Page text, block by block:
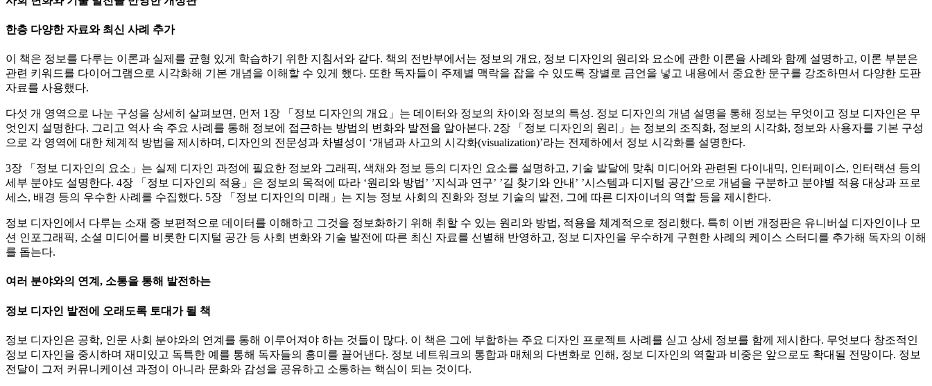
한층 다양한 자료와 최신 사례 추가
이 책은 정보를 다루는 이론과 실제를 균형 있게 학습하기 위한 지침서와 같다. 책의 전반부에서는 정보의 개요, 정보 디자인의 원리와 요소에 관한 이론을 사례와 함께 설명하고, 이론 부분은
관련 키워드를 다이어그램으로 시각화해 기본 개념을 이해할 수 있게 했다. 또한 독자들이 주제별 맥락을 잡을 수 있도록 장별로 금언을 넣고 내용에서 중요한 문구를 강조하면서 다양한 도판
자료를 사용했다.
다섯 개 영역으로 나눈 구성을 상세히 살펴보면, 먼저 1장 「정보 디자인의 개요」는 데이터와 정보의 차이와 정보의 특성. 정보 디자인의 개념 설명을 통해 정보는 무엇이고 정보 디자인은 무
엇인지 설명한다. 그리고 역사 속 주요 사례를 통해 정보에 접근하는 방법의 변화와 발전을 알아본다. 2장 「정보 디자인의 원리」는 정보의 조직화, 정보의 시각화, 정보와 사용자를 기본 구성
으로 각 영역에 대한 체계적 방법을 제시하며, 디자인의 전문성과 차별성이 ‘개념과 사고의 시각화(visualization)’라는 전제하에서 정보 시각화를 설명한다.
3장 「정보 디자인의 요소」는 실제 디자인 과정에 필요한 정보와 그래픽, 색채와 정보 등의 디자인 요소를 설명하고, 기술 발달에 맞춰 미디어와 관련된 다이내믹, 인터페이스, 인터랙션 등의
세부 분야도 설명한다. 4장 「정보 디자인의 적용」은 정보의 목적에 따라 ‘원리와 방법’ ’지식과 연구’ ’길 찾기와 안내’ ’시스템과 디지털 공간’으로 개념을 구분하고 분야별 적용 대상과 프로
세스, 배경 등의 우수한 사례를 수집했다. 5장 「정보 디자인의 미래」는 지능 정보 사회의 진화와 정보 기술의 발전, 그에 따른 디자이너의 역할 등을 제시한다.
정보 디자인에서 다루는 소재 중 보편적으로 데이터를 이해하고 그것을 정보화하기 위해 취할 수 있는 원리와 방법, 적용을 체계적으로 정리했다. 특히 이번 개정판은 유니버설 디자인이나 모
션 인포그래픽, 소셜 미디어를 비롯한 디지털 공간 등 사회 변화와 기술 발전에 따른 최신 자료를 선별해 반영하고, 정보 디자인을 우수하게 구현한 사례의 케이스 스터디를 추가해 독자의 이해
를 돕는다.
여러 분야와의 연계, 소통을 통해 발전하는
정보 디자인 발전에 오래도록 토대가 될 책
정보 디자인은 공학, 인문 사회 분야와의 연계를 통해 이루어져야 하는 것들이 많다. 이 책은 그에 부합하는 주요 디자인 프로젝트 사례를 싣고 상세 정보를 함께 제시한다. 무엇보다 창조적인
정보 디자인을 중시하며 재미있고 독특한 예를 통해 독자들의 흥미를 끌어낸다. 정보 네트워크의 통합과 매체의 다변화로 인해, 정보 디자인의 역할과 비중은 앞으로도 확대될 전망이다. 정보
전달이 그저 커뮤니케이션 과정이 아니라 문화와 감성을 공유하고 소통하는 핵심이 되는 것이다.